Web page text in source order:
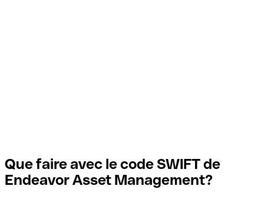
Que faire avec le code SWIFT de
Endeavor Asset Management?